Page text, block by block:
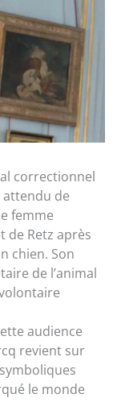
correctionnel
attendu de
femme
de Retz après
chien. Son
de l’animal
audience
revient sur
le monde